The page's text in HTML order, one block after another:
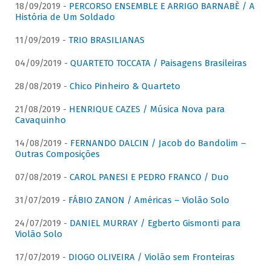
18/09/2019 - PERCORSO ENSEMBLE E ARRIGO BARNABÈ / A
História de Um Soldado
11/09/2019 - TRIO BRASILIANAS
04/09/2019 - QUARTETO TOCCATA / Paisagens Brasileiras
28/08/2019 - Chico Pinheiro & Quarteto
21/08/2019 - HENRIQUE CAZES / Música Nova para
Cavaquinho
14/08/2019 - FERNANDO DALCIN / Jacob do Bandolim –
Outras Composições
07/08/2019 - CAROL PANESI E PEDRO FRANCO / Duo
31/07/2019 - FÁBIO ZANON / Américas – Violão Solo
24/07/2019 - DANIEL MURRAY / Egberto Gismonti para
Violão Solo
17/07/2019 - DIOGO OLIVEIRA / Violão sem Fronteiras